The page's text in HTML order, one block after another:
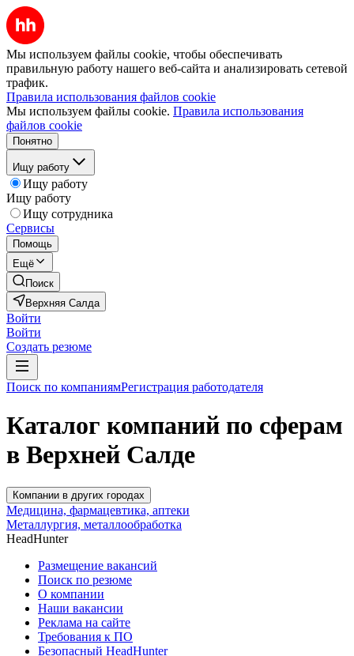
Мы используем файлы cookie, чтобы обеспечивать
правильную работу нашего веб-сайта и анализировать сетевой
трафик.
Правила использования файлов cookie
Мы используем файлы cookie. Правила использования
файлов cookie
Понятно
Ищу работу
Ищу работу
Ищу работу
Ищу сотрудника
Сервисы
Помощь
Ещё
Поиск
Верхняя Салда
Войти
Войти
Создать резюме
Поиск по компаниямРегистрация работодателя
Каталог компаний по сферам
в Верхней Салде
Компании в других городах
Медицина, фармацевтика, аптеки
Металлургия, металлообработка
HeadHunter
Размещение вакансий
Поиск по резюме
О компании
Наши вакансии
Реклама на сайте
Требования к ПО
Безопасный HeadHunter